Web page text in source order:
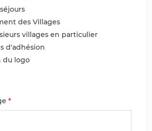
des Villages
villages en particulier
d'adhésion
du logo